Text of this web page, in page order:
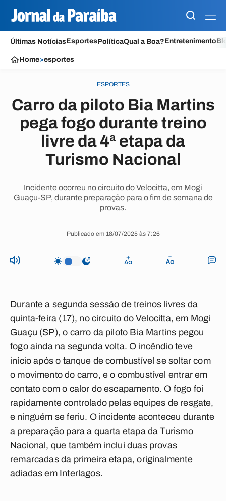
Últimas NotíciasEsportesPolíticaQual a Boa?Entretenimento
Home>esportes
ESPORTES
Carro da piloto Bia Martins
pega fogo durante treino
livre da 4ª etapa da
Turismo Nacional
Incidente ocorreu no circuito do Velocitta, em Mogi
Guaçu-SP, durante preparação para o fim de semana de
provas.
Publicado em 18/07/2025 às 7:26
Durante a segunda sessão de treinos livres da
quinta-feira (17), no circuito do Velocitta, em Mogi
Guaçu (SP), o carro da piloto Bia Martins pegou
fogo ainda na segunda volta. O incêndio teve
início após o tanque de combustível se soltar com
o movimento do carro, e o combustível entrar em
contato com o calor do escapamento. O fogo foi
rapidamente controlado pelas equipes de resgate,
e ninguém se feriu. O incidente aconteceu durante
a preparação para a quarta etapa da Turismo
Nacional, que também inclui duas provas
remarcadas da primeira etapa, originalmente
adiadas em Interlagos.